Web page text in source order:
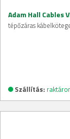
Adam Hall Cables
tépőzáras
Szállítás: